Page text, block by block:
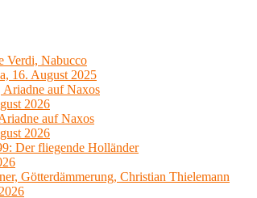
Verdi, Nabucco
16. August 2025
Ariadne auf Naxos
2026
auf Naxos
2026
Der fliegende Holländer
Götterdämmerung, Christian Thielemann